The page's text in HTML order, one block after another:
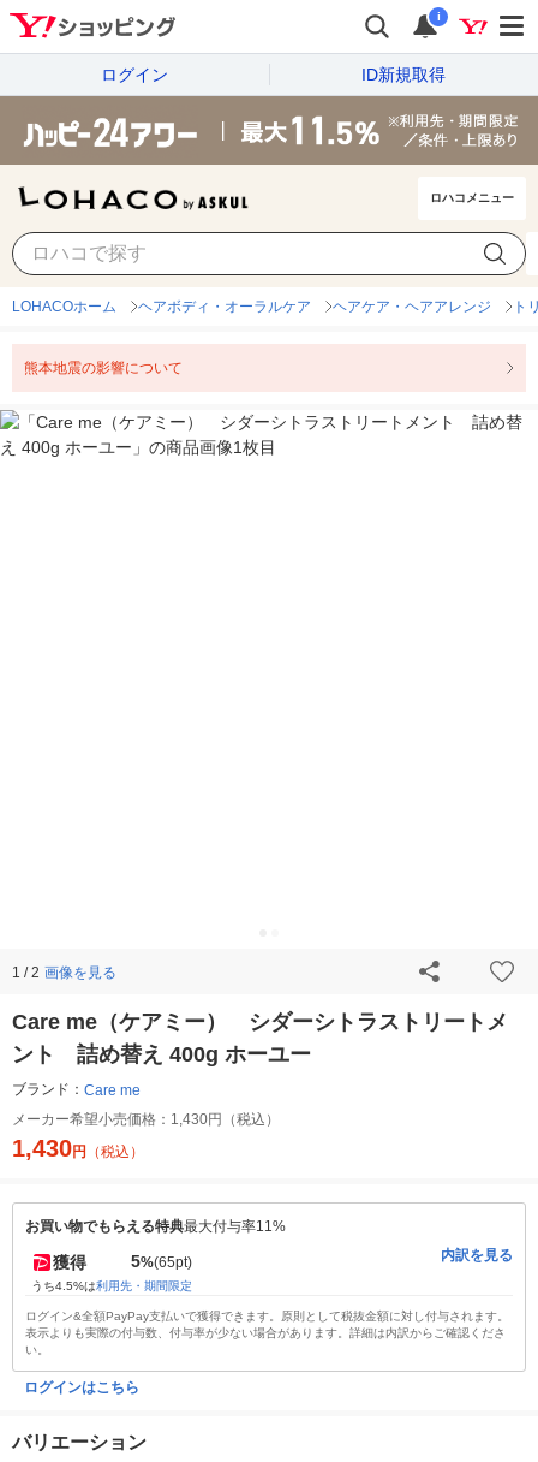
i
ログイン ID新規取得
ロハコメニュー
LOHACOホーム ヘアボディ・オーラルケア ヘアケア・ヘアアレンジ ト
熊本地震の影響について
1 / 2 画像を見る
Care me（ケアミー） シダーシトラストリートメ
ント 詰め替え 400g ホーユー
ブランド： Care me
メーカー希望小売価格： 1,430円（税込）
1,430円 （税込）
お買い物でもらえる特典最大付与率11%
獲得 5%(65pt)
うち4.5%は利用先・期間限定
内訳を見る
ログイン&全額PayPay支払いで獲得できます。原則として税抜金額に対し付与されます。
表示よりも実際の付与数、付与率が少ない場合があります。詳細は内訳からご確認くださ
い。
ログインはこちら
バリエーション